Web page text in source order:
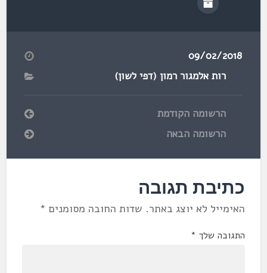
09/02/2018
רות אלמגור רמון (דפי לשון)
הרשומה הקודמת
הרשומה הבאה
כתיבת תגובה
האימייל לא יוצג באתר. שדות החובה מסומנים *
התגובה שלך *